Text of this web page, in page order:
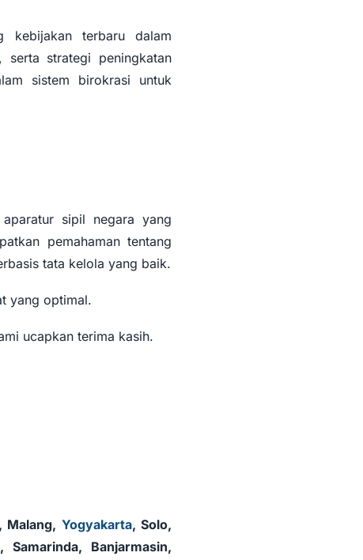
kebijakan terbaru dalam
serta strategi peningkatan
sistem birokrasi untuk
sipil negara yang
pemahaman tentang
tata kelola yang baik.
yang optimal.
ucapkan terima kasih.
Malang, Yogyakarta, Solo,
Banjarmasin,